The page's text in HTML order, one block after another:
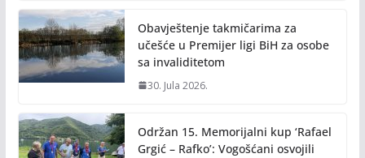
Obavještenje takmičarima za
učešće u Premijer ligi BiH za osobe
sa invaliditetom
30. Jula 2026.
Održan 15. Memorijalni kup ‘Rafael
Grgić – Rafko’: Vogošćani osvojili